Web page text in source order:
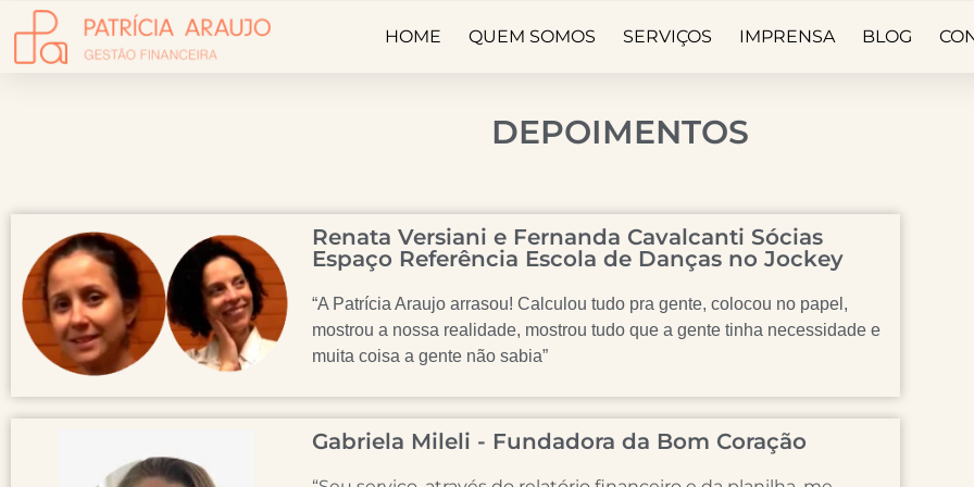
HOME QUEM SOMOS SERVIÇOS IMPRENSA BLOG
DEPOIMENTOS
Renata Versiani e Fernanda Cavalcanti Sócias
Espaço Referência Escola de Danças no Jockey
“A Patrícia Araujo arrasou! Calculou tudo pra gente, colocou no papel,
mostrou a nossa realidade, mostrou tudo que a gente tinha necessidade e
muita coisa a gente não sabia”
Gabriela Mileli - Fundadora da Bom Coração